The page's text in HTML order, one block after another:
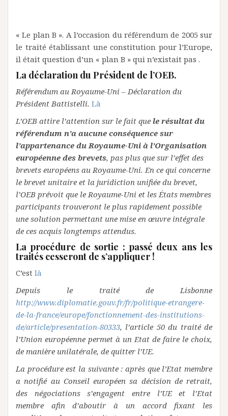
« Le plan B ». A l’occasion du référendum de 2005 sur
le traité établissant une constitution pour l’Europe,
il était question d’un « plan B » qui n’existait pas .
La déclaration du Président de l’OEB.
Référendum au Royaume-Uni – Déclaration du
Président Battistelli. Là
L’OEB attire l’attention sur le fait que le résultat du
référendum n’a aucune conséquence sur
l’appartenance du Royaume-Uni à l’Organisation
européenne des brevets, pas plus que sur l’effet des
brevets européens au Royaume-Uni. En ce qui concerne
le brevet unitaire et la juridiction unifiée du brevet,
l’OEB prévoit que le Royaume-Uni et les États membres
participants trouveront le plus rapidement possible
une solution permettant une mise en œuvre intégrale
de ces acquis longtemps attendus.
La procédure de sortie : passé deux ans les
traités cesseront de s’appliquer !
C’est là
Depuis le traité de Lisbonne
http://www.diplomatie.gouv.fr/fr/politique-etrangere-
de-la-france/europe/fonctionnement-des-institutions-
de/article/presentation-80333, l’article 50 du traité de
l’Union européenne permet à un Etat de faire le choix,
de manière unilatérale, de quitter l’UE.
La procédure est la suivante : après que l’Etat membre
a notifié au Conseil européen sa décision de retrait,
des négociations s’engagent entre l’UE et l’Etat
membre afin d’aboutir à un accord fixant les